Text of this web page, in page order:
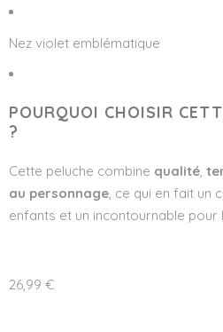
Nez violet emblématique
POURQUOI CHOISIR
?
Cette peluche combine qualité,
au personnage, ce qui en fait un
enfants et un incontournable pour
26,99 €